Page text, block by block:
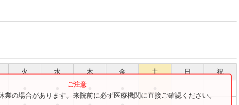
火 水 木 金 土 日 祝
業の場合があります。来院前に必ず医療機関に直接ご確認ください。